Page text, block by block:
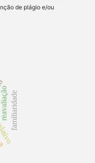
de plágio e/ou
familiaridade
reavaliação